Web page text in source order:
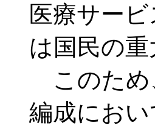
医療サー
は国民の
このため
編成にお